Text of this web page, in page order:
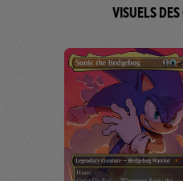
VISUELS